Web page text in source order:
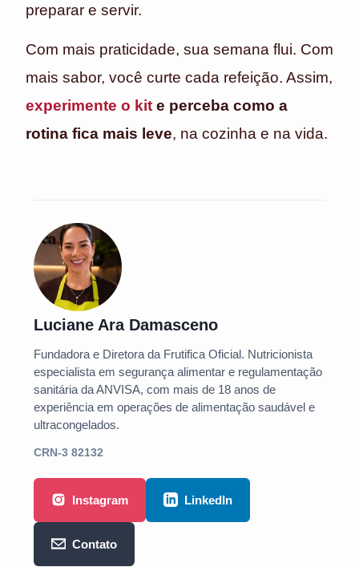
preparar e servir.
Com mais praticidade, sua semana flui. Com
mais sabor, você curte cada refeição. Assim,
experimente o kit e perceba como a
rotina fica mais leve, na cozinha e na vida.
Luciane Ara Damasceno
Fundadora e Diretora da Frutifica Oficial. Nutricionista
especialista em segurança alimentar e regulamentação
sanitária da ANVISA, com mais de 18 anos de
experiência em operações de alimentação saudável e
ultracongelados.
CRN-3 82132
Instagram LinkedIn
Contato